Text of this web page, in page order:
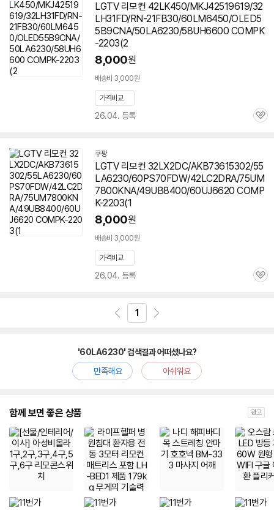
LGTV 리모컨 42LK450/MKJ42519619/32
LH31FD/RN-21FB30/60LM6450/OLED5
5B9CNA/50LA6230/58UH6600 COMPK
-2203(2
8,000원
배송비 3,000원
가격비교
26.04. 등록
관
쿠팡
LGTV 리모컨 32LX2DC/AKB73615302/55
LA6230/60PS70FDW/42LC2DRA/75UM
7800KNA/49UB8400/60UJ6620 COMP
K-2203(1
8,000원
배송비 3,000원
가격비교
26.04. 등록
관
1
'60LA6230' 검색결과 어떠셨나요?
만족해요
아쉬워요
함께 보면 좋은 상품 광고